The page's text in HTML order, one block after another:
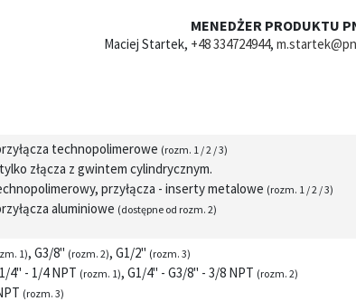
MENEDŻER PRODUKTU
Maciej Startek, +48 334724944,
technopolimerowe (rozm. 1 / 2 / 3)
złącza z gwintem cylindrycznym.
przyłącza - inserty metalowe (rozm. 1 / 2 / 3)
aluminiowe (dostępne od rozm. 2)
1), G3/8" (rozm. 2), G1/2" (rozm. 3)
4" - 1/4 NPT (rozm. 1), G1/4" - G3/8" - 3/8 NPT (rozm. 2)
(rozm. 3)